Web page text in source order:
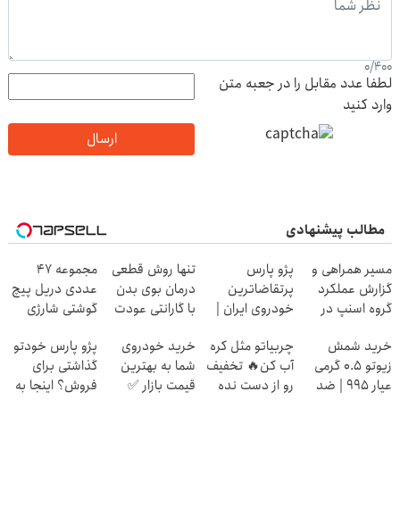
0/400
لطفا عدد مقابل را در جعبه متن
وارد کنید
ارسال
مطالب پیشنهادی
مسیر همراهی و
گزارش عملکرد
گروه اسنپ در
پژو پارس
پرتقاضاترین
خودروی ایران |
فرصت رو از
دست نده!
تنها روش قطعی
درمان بوی بدن
با گارانتی عودت
ببین
مجموعه 47
عددی دریل پیچ
گوشتی شارژی
باورنکردنی!!)
خرید شمش
زیوتو ۰.۵ گرمی
عیار ۹۹۵ | ضد
چربیاتو مثل کره
آب کن🔥 تخفیف
رو از دست نده
خرید خودروی
شما به بهترین
قیمت بازار ✅
پژو پارس خودتو
گذاشتی برای
فروش؟ اینجا به